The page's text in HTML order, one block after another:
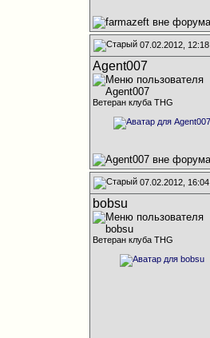
07.02.2012, 12:18
Agent007
Ветеран клуба THG
07.02.2012, 16:04
bobsu
Ветеран клуба THG